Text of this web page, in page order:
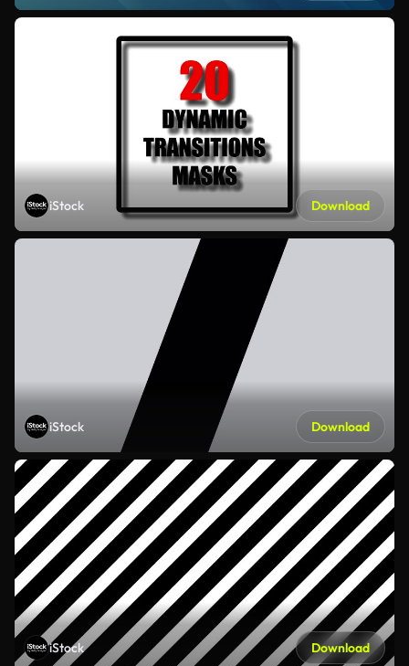
iStock Download
iStock Download
iStock Download